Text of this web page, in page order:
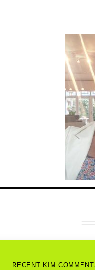
RECENT KIM